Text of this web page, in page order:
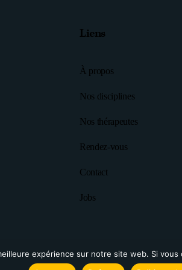
Liens
À propos
Nos disciplines
Nos thérapeutes
Rendez-vous
Contact
Jobs
expérience sur notre site web. Si